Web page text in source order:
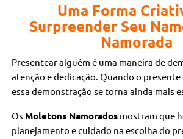
Uma Forma
Surpreender Seu
Namorada
Presentear alguém é uma maneira de
atenção e dedicação. Quando o
essa demonstração se torna ainda mais
Os Moletons Namorados mostram que
planejamento e cuidado na escolha do